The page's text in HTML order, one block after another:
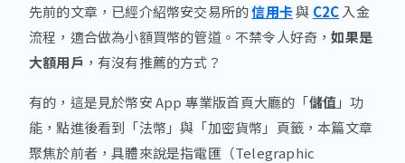
先前的文章，已經介紹幣安交易所的信用卡與 C2C 入金
流程，適合做為小額買幣的管道。不禁令人好奇，如果是
大額用戶 ，有沒有推薦的方式？
有的，這是見於幣安 App 專業版首頁大廳的「儲值」功
能，點進後看到「法幣」與「加密貨幣」頁籤，本篇文章
聚焦於前者，具體來說是指電匯（Telegraphic